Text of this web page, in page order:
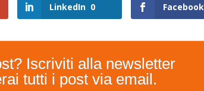
LinkedIn 0 Facebook
Iscriviti alla newsletter
tutti i post via email.